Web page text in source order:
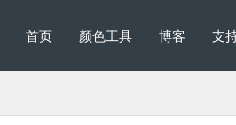
首页 颜色工具 博客 支